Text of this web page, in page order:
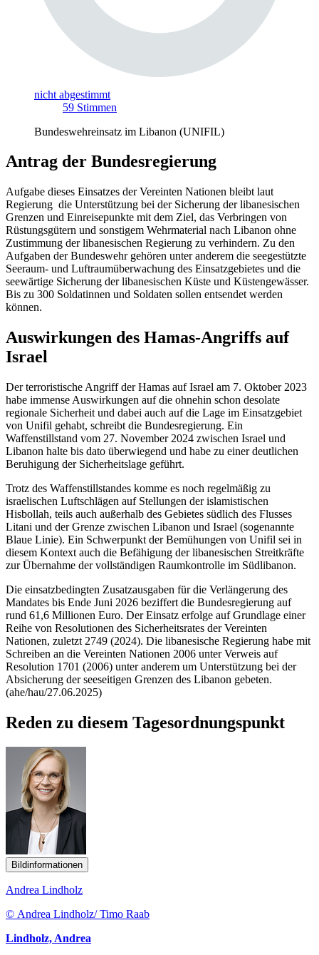
nicht abgestimmt
59 Stimmen
Bundeswehreinsatz im Libanon (UNIFIL)
Antrag der Bundesregierung
Aufgabe dieses Einsatzes der Vereinten Nationen bleibt laut
Regierung die Unterstützung bei der Sicherung der libanesischen
Grenzen und Einreisepunkte mit dem Ziel, das Verbringen von
Rüstungsgütern und sonstigem Wehrmaterial nach Libanon ohne
Zustimmung der libanesischen Regierung zu verhindern. Zu den
Aufgaben der Bundeswehr gehören unter anderem die seegestützte
Seeraum- und Luftraumüberwachung des Einsatzgebietes und die
seewärtige Sicherung der libanesischen Küste und Küstengewässer.
Bis zu 300 Soldatinnen und Soldaten sollen entsendet werden
können.
Auswirkungen des Hamas-Angriffs auf
Israel
Der terroristische Angriff der Hamas auf Israel am 7. Oktober 2023
habe immense Auswirkungen auf die ohnehin schon desolate
regionale Sicherheit und dabei auch auf die Lage im Einsatzgebiet
von Unifil gehabt, schreibt die Bundesregierung. Ein
Waffenstillstand vom 27. November 2024 zwischen Israel und
Libanon halte bis dato überwiegend und habe zu einer deutlichen
Beruhigung der Sicherheitslage geführt.
Trotz des Waffenstillstandes komme es noch regelmäßig zu
israelischen Luftschlägen auf Stellungen der islamistischen
Hisbollah, teils auch außerhalb des Gebietes südlich des Flusses
Litani und der Grenze zwischen Libanon und Israel (sogenannte
Blaue Linie). Ein Schwerpunkt der Bemühungen von Unifil sei in
diesem Kontext auch die Befähigung der libanesischen Streitkräfte
zur Übernahme der vollständigen Raumkontrolle im Südlibanon.
Die einsatzbedingten Zusatzausgaben für die Verlängerung des
Mandates bis Ende Juni 2026 beziffert die Bundesregierung auf
rund 61,6 Millionen Euro. Der Einsatz erfolge auf Grundlage einer
Reihe von Resolutionen des Sicherheitsrates der Vereinten
Nationen, zuletzt 2749 (2024). Die libanesische Regierung habe mit
Schreiben an die Vereinten Nationen 2006 unter Verweis auf
Resolution 1701 (2006) unter anderem um Unterstützung bei der
Absicherung der seeseitigen Grenzen des Libanon gebeten.
(ahe/hau/27.06.2025)
Reden zu diesem Tagesordnungspunkt
Bildinformationen
Andrea Lindholz
© Andrea Lindholz/ Timo Raab
Lindholz, Andrea